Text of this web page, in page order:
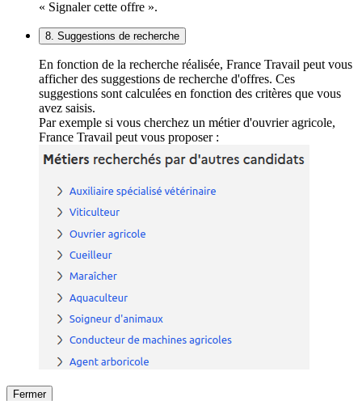
« Signaler cette offre ».
8. Suggestions de recherche
En fonction de la recherche réalisée, France Travail peut vous
afficher des suggestions de recherche d'offres. Ces
suggestions sont calculées en fonction des critères que vous
avez saisis.
Par exemple si vous cherchez un métier d'ouvrier agricole,
France Travail peut vous proposer :
Fermer